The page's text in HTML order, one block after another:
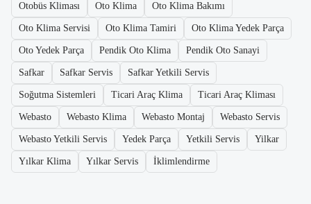
Otobüs Kliması Oto Klima Oto Klima Bakımı
Oto Klima Servisi Oto Klima Tamiri Oto Klima Yedek Parça
Oto Yedek Parça Pendik Oto Klima Pendik Oto Sanayi
Safkar Safkar Servis Safkar Yetkili Servis
Soğutma Sistemleri Ticari Araç Klima Ticari Araç Kliması
Webasto Webasto Klima Webasto Montaj Webasto Servis
Webasto Yetkili Servis Yedek Parça Yetkili Servis Yilkar
Yılkar Klima Yılkar Servis İklimlendirme